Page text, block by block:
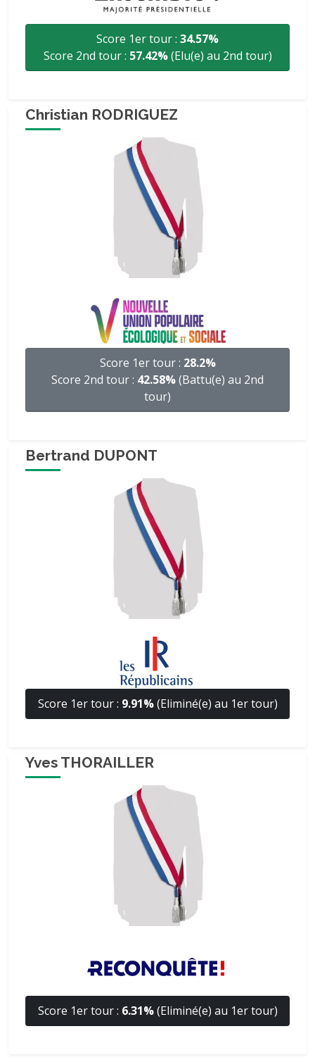
Score 1er tour : 34.57%
Score 2nd tour : 57.42%(Elu(e) au 2nd tour)
Christian RODRIGUEZ
Score 1er tour : 28.2%
Score 2nd tour : 42.58%(Battu(e) au 2nd
tour)
Bertrand DUPONT
Score 1er tour : 9.91%(Eliminé(e) au 1er tour)
Yves THORAILLER
Score 1er tour : 6.31%(Eliminé(e) au 1er tour)